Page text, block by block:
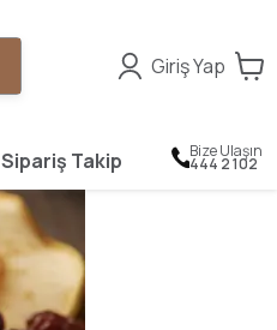
Giriş Yap
Sipariş Takip Bize Ulaşın
444 2 102